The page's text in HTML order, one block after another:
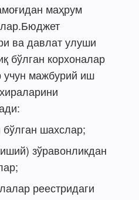
маҳрум
ва давлат улуши
бўлган корхоналар
учун мажбурий иш
бўлган шахслар;
зўравонликдан
реестридаги